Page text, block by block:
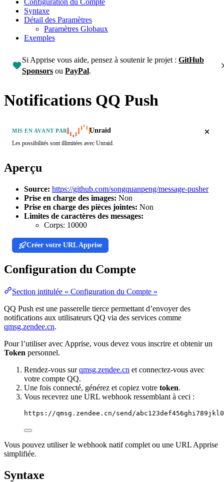
Syntaxe
Détail des Paramètres
Paramètres Globaux
Exemples
Si Apprise vous aide, pensez à soutenir le projet : GitHub
Sponsors ou PayPal.
Notifications QQ Push
MIS EN AVANT PAR Unraid
Les possibilités sont illimitées avec Unraid.
Aperçu
Source: https://github.com/songquanpeng/message-pusher
Prise en charge des images: Non
Prise en charge des pièces jointes: Non
Limites de caractères des messages:
Corps: 10000
Créer votre URL Apprise
Configuration du Compte
Section intitulée « Configuration du Compte »
QQ Push est une passerelle tierce permettant d’envoyer des
notifications aux utilisateurs QQ via des services comme
qmsg.zendee.cn.
Pour l’utiliser avec Apprise, vous devez vous inscrire et obtenir un
Token personnel.
Rendez-vous surqmsg.zendee.cn et connectez-vous avec
votre compte QQ.
Une fois connecté, générez et copiez votre token.
Vous recevrez une URL webhook ressemblant à ceci :
https://qmsg.zendee.cn/send/
Vous pouvez utiliser le webhook natif complet ou une URL Apprise
simplifiée.
Syntaxe